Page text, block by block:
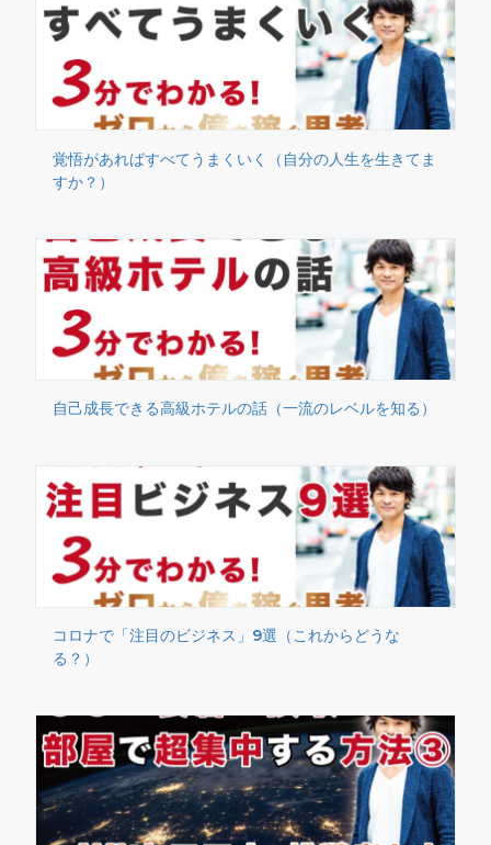
覚悟があればすべてうまくいく（自分の人生を生きてま
すか？）
自己成長できる高級ホテルの話（一流のレベルを知る）
コロナで「注目のビジネス」9選（これからどうな
る？）